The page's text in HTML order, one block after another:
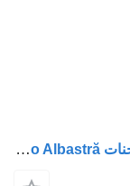
باب Ușă Stânga Cabină Camion لـ الشاحنات Volvo Albastră